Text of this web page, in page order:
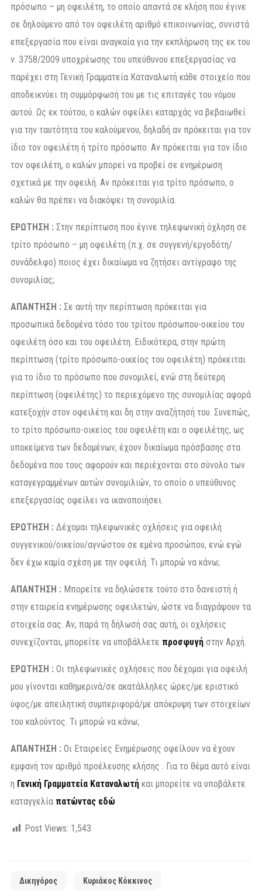
πρόσωπο – μη οφειλέτη, το οποίο απαντά σε κλήση που έγινε
σε δηλούμενο από τον οφειλέτη αριθμό επικοινωνίας, συνιστά
επεξεργασία που είναι αναγκαία για την εκπλήρωση της εκ του
ν. 3758/2009 υποχρέωσης του υπεύθυνου επεξεργασίας να
παρέχει στη Γενική Γραμματεία Καταναλωτή κάθε στοιχείο που
αποδεικνύει τη συμμόρφωσή του με τις επιταγές του νόμου
αυτού. Ως εκ τούτου, ο καλών οφείλει καταρχάς να βεβαιωθεί
για την ταυτότητα του καλούμενου, δηλαδή αν πρόκειται για τον
ίδιο τον οφειλέτη ή τρίτο πρόσωπο. Αν πρόκειται για τον ίδιο
τον οφειλέτη, ο καλών μπορεί να προβεί σε ενημέρωση
σχετικά με την οφειλή. Αν πρόκειται για τρίτο πρόσωπο, ο
καλών θα πρέπει να διακόψει τη συνομιλία.
ΕΡΩΤΗΣΗ : Στην περίπτωση που έγινε τηλεφωνική όχληση σε
τρίτο πρόσωπο – μη οφειλέτη (π.χ. σε συγγενή/εργοδότη/
συνάδελφο) ποιος έχει δικαίωμα να ζητήσει αντίγραφο της
συνομιλίας;
ΑΠΑΝΤΗΣΗ : Σε αυτή την περίπτωση πρόκειται για
προσωπικά δεδομένα τόσο του τρίτου πρόσωπου-οικείου του
οφειλέτη όσο και του οφειλέτη. Ειδικότερα, στην πρώτη
περίπτωση (τρίτο πρόσωπο-οικείος του οφειλέτη) πρόκειται
για το ίδιο το πρόσωπο που συνομιλεί, ενώ στη δεύτερη
περίπτωση (οφειλέτης) το περιεχόμενο της συνομιλίας αφορά
κατεξοχήν στον οφειλέτη και δη στην αναζήτησή του. Συνεπώς,
το τρίτο πρόσωπο-οικείος του οφειλέτη και ο οφειλέτης, ως
υποκείμενα των δεδομένων, έχουν δικαίωμα πρόσβασης στα
δεδομένα που τους αφορούν και περιέχονται στο σύνολο των
καταγεγραμμένων αυτών συνομιλιών, το οποίο ο υπεύθυνος
επεξεργασίας οφείλει να ικανοποιήσει.
ΕΡΩΤΗΣΗ : Δέχομαι τηλεφωνικές οχλήσεις για οφειλή
συγγενικού/οικείου/αγνώστου σε εμένα προσώπου, ενώ εγώ
δεν έχω καμία σχέση με την οφειλή. Τι μπορώ να κάνω;
ΑΠΑΝΤΗΣΗ : Μπορείτε να δηλώσετε τούτο στο δανειστή ή
στην εταιρεία ενημέρωσης οφειλετών, ώστε να διαγράψουν τα
στοιχεία σας. Αν, παρά τη δήλωσή σας αυτή, οι οχλήσεις
συνεχίζονται, μπορείτε να υποβάλλετε προσφυγή στην Αρχή.
ΕΡΩΤΗΣΗ : Οι τηλεφωνικές οχλήσεις που δέχομαι για οφειλή
μου γίνονται καθημερινά/σε ακατάλληλες ώρες/με εριστικό
ύφος/με απειλητική συμπεριφορά/με απόκρυψη των στοιχείων
του καλούντος. Τι μπορώ να κάνω;
ΑΠΑΝΤΗΣΗ : Οι Εταιρείες Ενημέρωσης οφείλουν να έχουν
εμφανή τον αριθμό προέλευσης κλήσης . Για το θέμα αυτό είναι
η Γενική Γραμματεία Καταναλωτή και μπορείτε να υποβάλετε
καταγγελία πατώντας εδώ
Post Views: 1,543
Δικηγόρος Κυριάκος Κόκκινος